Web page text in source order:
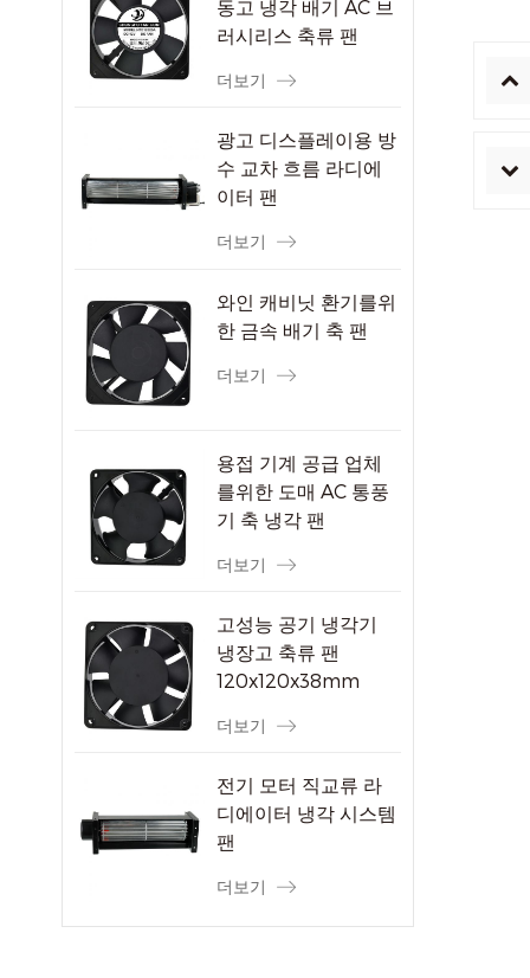
동고 냉각 배기 AC 브
러시리스 축류 팬
더보기
광고 디스플레이용 방
수 교차 흐름 라디에
이터 팬
더보기
와인 캐비닛 환기를위
한 금속 배기 축 팬
더보기
용접 기계 공급 업체
를위한 도매 AC 통풍
기 축 냉각 팬
더보기
고성능 공기 냉각기
냉장고 축류 팬
120x120x38mm
더보기
전기 모터 직교류 라
디에이터 냉각 시스템
팬
더보기